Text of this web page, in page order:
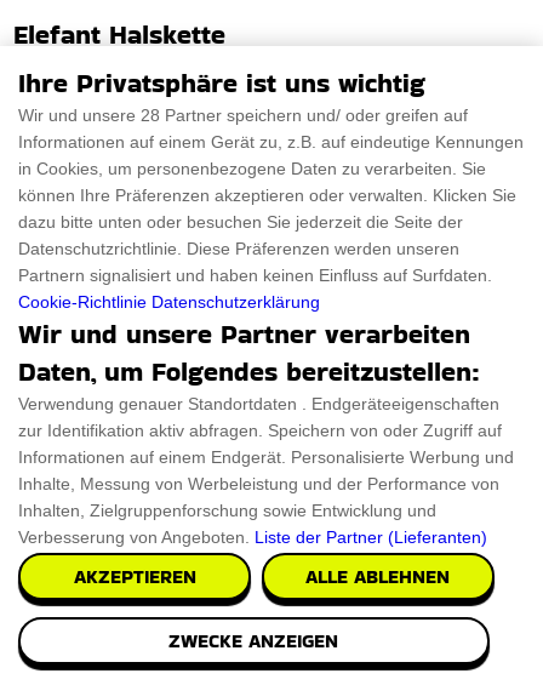
Elefant Halskette
Wir präsentieren die atemberaubende Elefant Halskette, ein
unverzichtbares Accessoire für jeden Na
PRÜFEN SIE ES AUS €50.67
Ihre Privatsphäre ist uns wichtig
Wir und unsere 28 Partner speichern und/ oder greifen auf
Informationen auf einem Gerät zu, z.B. auf eindeutige Kennungen
in Cookies, um personenbezogene Daten zu verarbeiten. Sie
können Ihre Präferenzen akzeptieren oder verwalten. Klicken Sie
dazu bitte unten oder besuchen Sie jederzeit die Seite der
Datenschutzrichtlinie. Diese Präferenzen werden unseren
Partnern signalisiert und haben keinen Einfluss auf Surfdaten.
Cookie-Richtlinie Datenschutzerklärung
Wir und unsere Partner verarbeiten
Daten, um Folgendes bereitzustellen:
Verwendung genauer Standortdaten . Endgeräteeigenschaften
zur Identifikation aktiv abfragen. Speichern von oder Zugriff auf
Informationen auf einem Endgerät. Personalisierte Werbung und
Inhalte, Messung von Werbeleistung und der Performance von
Inhalten, Zielgruppenforschung sowie Entwicklung und
Verbesserung von Angeboten. Liste der Partner (Lieferanten)
AKZEPTIEREN ALLE ABLEHNEN
ZWECKE ANZEIGEN